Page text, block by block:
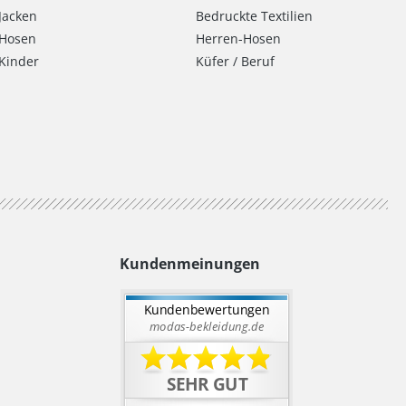
Bedruckte Textilien
Herren-Hosen
Küfer / Beruf
Kundenmeinungen